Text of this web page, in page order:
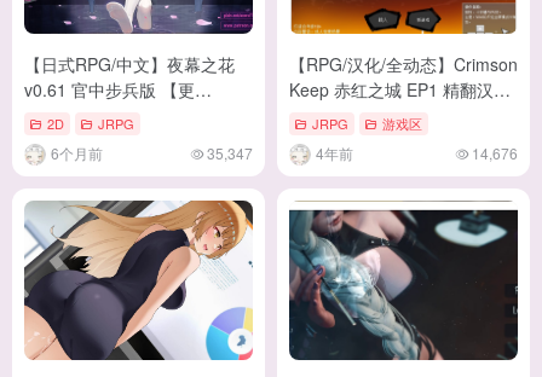
【日式RPG/中文】夜幕之花
v0.61 官中步兵版 【更
新/1.6G】
2D JRPG
6个月前 35,347
【RPG/汉化/全动态】Crimson
Keep 赤红之城 EP1 精翻汉化
步兵版+全回想 【40M/新汉
化/CV】
JRPG 游戏区
4年前 14,676